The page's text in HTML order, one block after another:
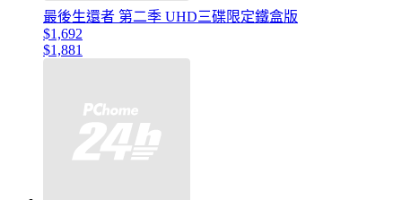
最後生還者 第二季 UHD三碟限定鐵盒版
$1,692
$1,881